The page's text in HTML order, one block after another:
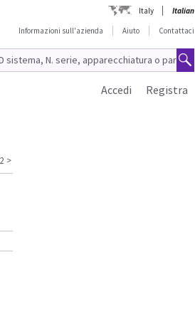
Italy
Italian
Informazioni sull'azienda
Aiuto Contattaci
Registra
Accedi
2 >